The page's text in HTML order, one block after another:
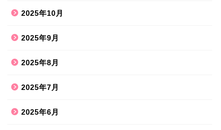
2025年10月
2025年9月
2025年8月
2025年7月
2025年6月